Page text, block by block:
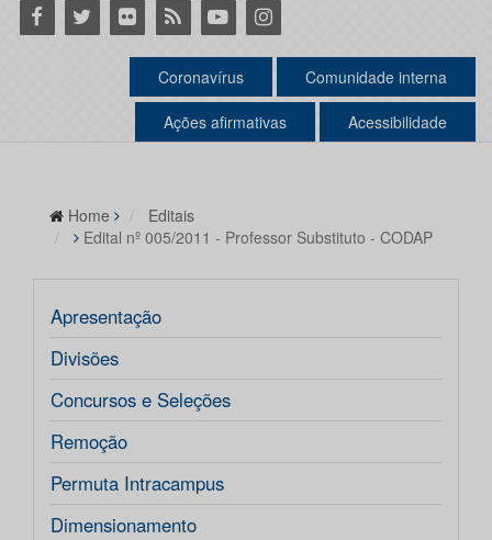
Facebook
Twitter Flickr RSS YoutubeInstagram
Coronavírus Comunidade interna
Ações afirmativas Acessibilidade
Home
Editais
Edital nº 005/2011 - Professor Substituto - CODAP
Apresentação
Divisões
Concursos e Seleções
Remoção
Permuta Intracampus
Dimensionamento